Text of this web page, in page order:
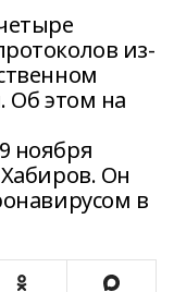
из-
Об этом на
ноября
Он
в